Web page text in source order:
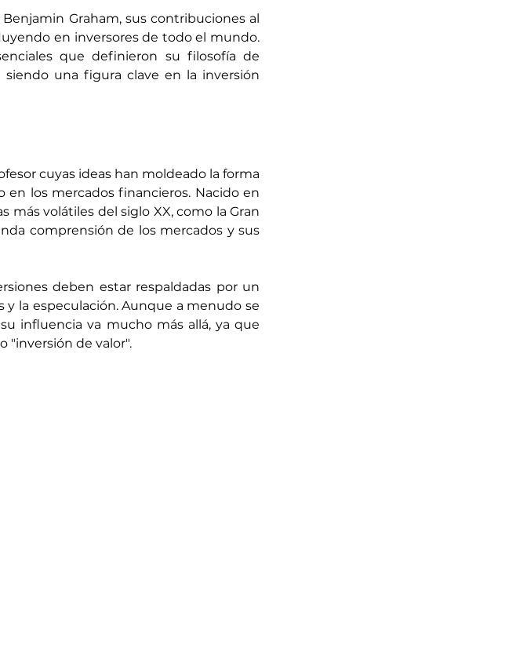
Graham, sus contribuciones al
en inversores de todo el mundo.
que definieron su filosofía de
una figura clave en la inversión
cuyas ideas han moldeado la forma
los mercados financieros. Nacido en
más volátiles del siglo XX, como la Gran
comprensión de los mercados y sus
deben estar respaldadas por un
y la especulación. Aunque a menudo se
influencia va mucho más allá, ya que
"inversión de valor".